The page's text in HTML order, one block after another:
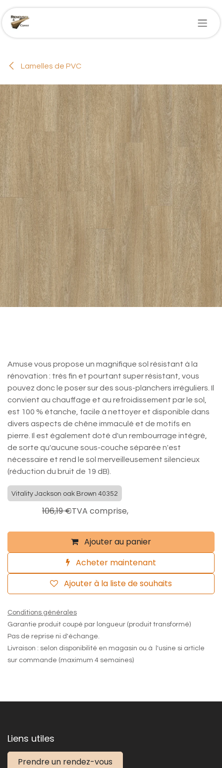
Se rendre au contenu
Lamelles de PVC
Amuse vous propose un magnifique sol résistant à la
rénovation : très fin et pourtant super résistant, vous
pouvez donc le poser sur des sous-planchers irréguliers. Il
convient au chauffage et au refroidissement par le sol,
est 100 % étanche, facile à nettoyer et disponible dans
divers aspects de chêne immaculé et de motifs en
pierre. Il est également doté d'un rembourrage intégré,
de sorte qu'aucune sous-couche séparée n'est
nécessaire et rend le sol merveilleusement silencieux
(réduction du bruit de 19 dB).
Vitality Jackson oak Brown 40352
106,19€TVA comprise,
Ajouter au panier
Acheter maintenant
Ajouter à la liste de souhaits
Conditions générales
Garantie produit coupé par longueur (produit transformé)
Pas de reprise ni d'échange.
Livraison : selon disponibilité en magasin ou à l'usine si article
sur commande (maximum 4 semaines)
Liens utiles
Prendre un rendez-vous